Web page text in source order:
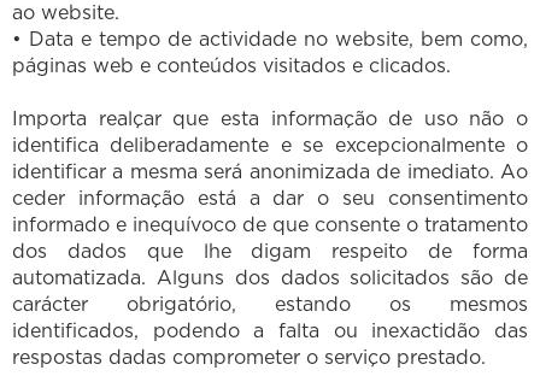
ao website.
• Data e tempo de actividade no website, bem como,
páginas web e conteúdos visitados e clicados.
Importa realçar que esta informação de uso não o
identifica deliberadamente e se excepcionalmente o
identificar a mesma será anonimizada de imediato. Ao
ceder informação está a dar o seu consentimento
informado e inequívoco de que consente o tratamento
dos dados que lhe digam respeito de forma
automatizada. Alguns dos dados solicitados são de
carácter obrigatório, estando os mesmos
identificados, podendo a falta ou inexactidão das
respostas dadas comprometer o serviço prestado.